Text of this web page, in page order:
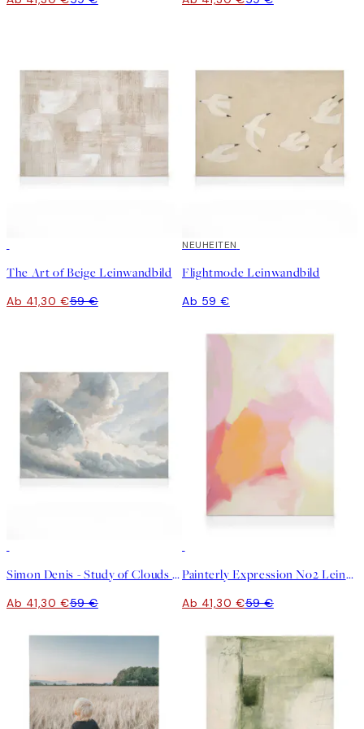
The Art of Beige Leinwandbild
Ab 41,30 €59 €
NEUHEITEN
Flightmode Leinwandbild
Ab 59 €
Simon Denis - Study of Clouds with a Sunset near Rome Leinwandbild
Ab 41,30 €59 €
Painterly Expression No2 Leinwandbild
Ab 41,30 €59 €